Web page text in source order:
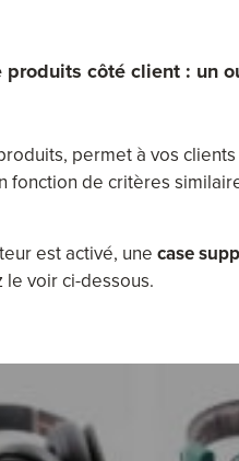
produits côté client : un
permet à vos
fonction de critères
est activé, une case
le voir ci-dessous.